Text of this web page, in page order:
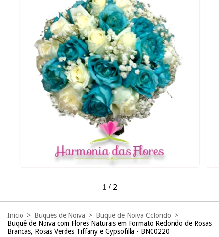
1 / 2
Início > Buquês de Noiva > Buquê de Noiva Colorido >
Buquê de Noiva com Flores Naturais em Formato Redondo de Rosas
Brancas, Rosas Verdes Tiffany e Gypsofilla - BN00220